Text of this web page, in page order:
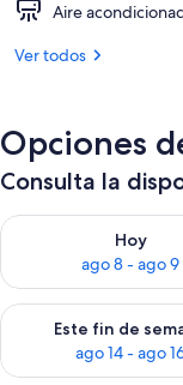
Aire
Ver todos
Opciones
Consulta la
Hoy
ago 8 - ago 9
Consulta la
Este fin de
ago 14 - ago
Consulta la